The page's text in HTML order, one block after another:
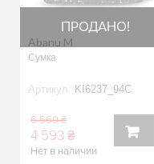
ПРОДАНО!
Abanu M
Сумка
Артикул: KI6237_94C
6 560 ₴
4 593 ₴
Нет в наличии